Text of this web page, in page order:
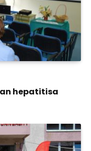
hepatitisa